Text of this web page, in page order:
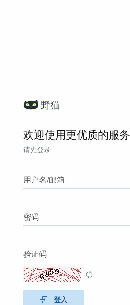
野猫
欢迎使用更优质的服务
请先登录
用户名/邮箱
密码
验证码
登入